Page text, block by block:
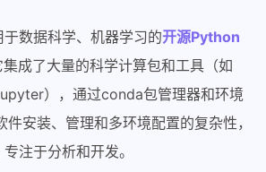
数据科学、机器学习的开源Python
集成了大量的科学计算包和工具（如
），通过conda包管理器和环境
安装、管理和多环境配置的复杂性，
注于分析和开发。